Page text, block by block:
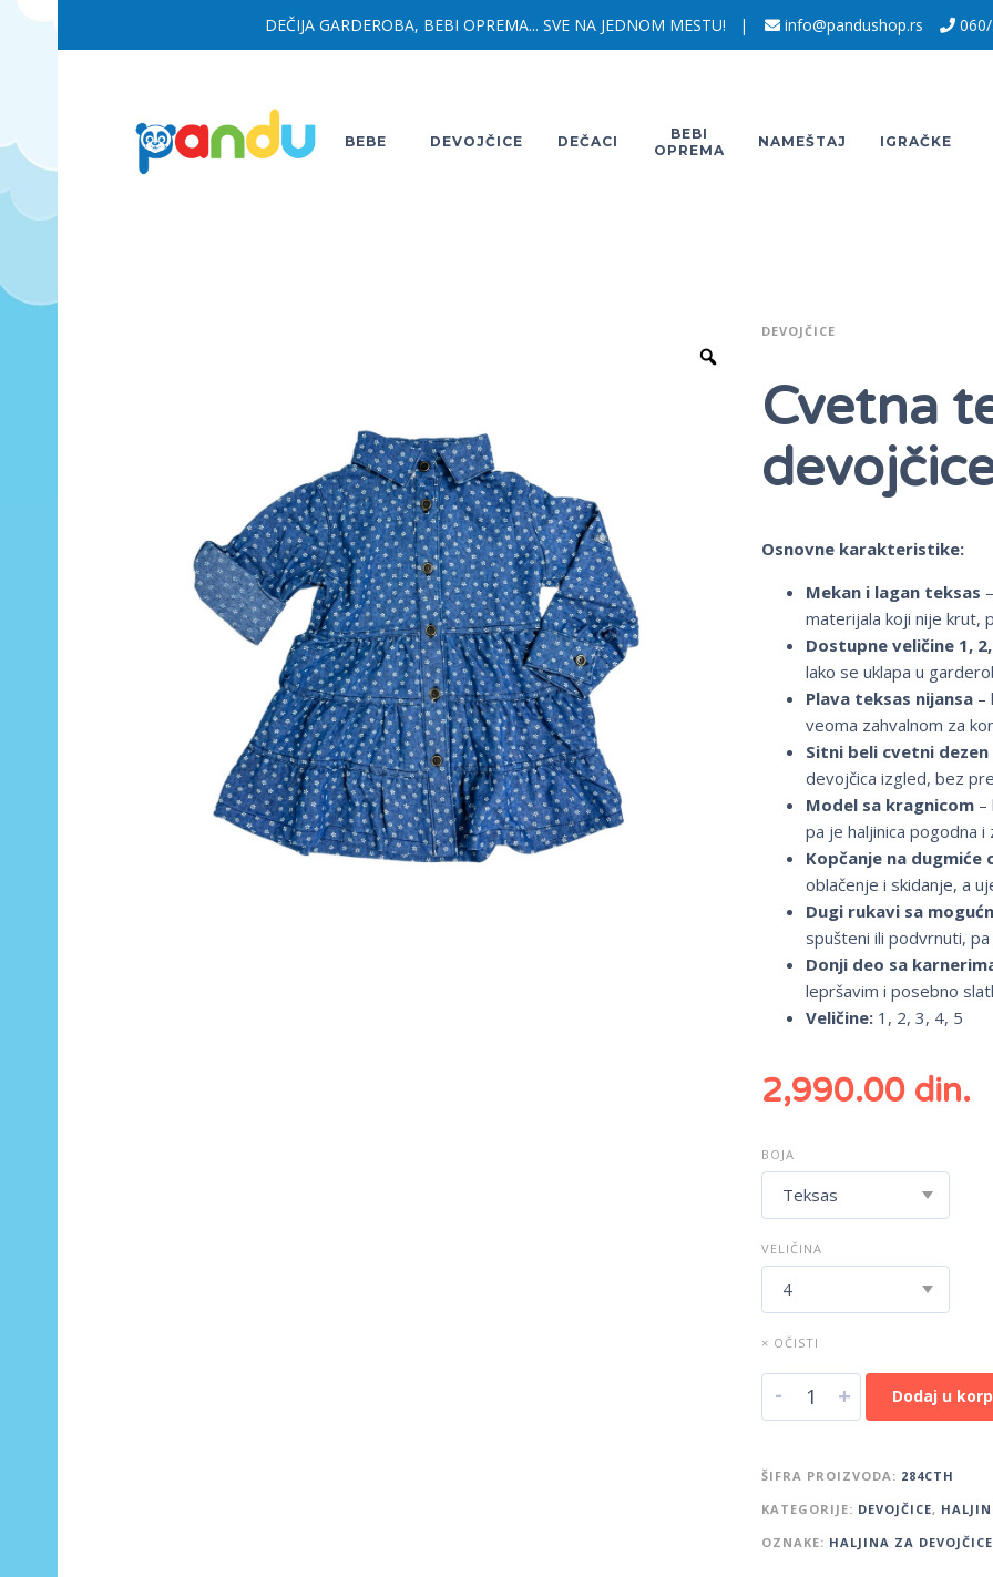
DEČIJA GARDEROBA, BEBI OPREMA... SVE NA JEDNOM MESTU! | info@pandushop.rs
BEBE DEVOJČICE DEČACI
BEBI
OPREMA
NAMEŠTAJ IGRAČKE
DEVOJČICE
Cvetna
Osnovne karakteristike:
Mekan i lagan teksas
materijala koji nije krut,
Dostupne veličine 1,
lako se uklapa u
Plava teksas nijansa –
veoma zahvalnom za
Sitni beli cvetni dezen
devojčica izgled, bez
Model sa kragnicom –
pa je haljinica pogodna
Kopčanje na dugmiće
oblačenje i skidanje, a
Dugi rukavi sa
spušteni ili podvrnuti,
Donji deo sa
lepršavim i posebno
Veličine: 1, 2, 3, 4, 5
2,990.00 din.
BOJA
VELIČINA
× OČISTI
- + Dodaj u
ŠIFRA PROIZVODA: 284CTH
KATEGORIJE: DEVOJČICE,
OZNAKE: HALJINA ZA DEVOJČICE